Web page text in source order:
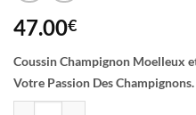
47.00€
Coussin Champignon Moelleux
Votre Passion Des Champignons.